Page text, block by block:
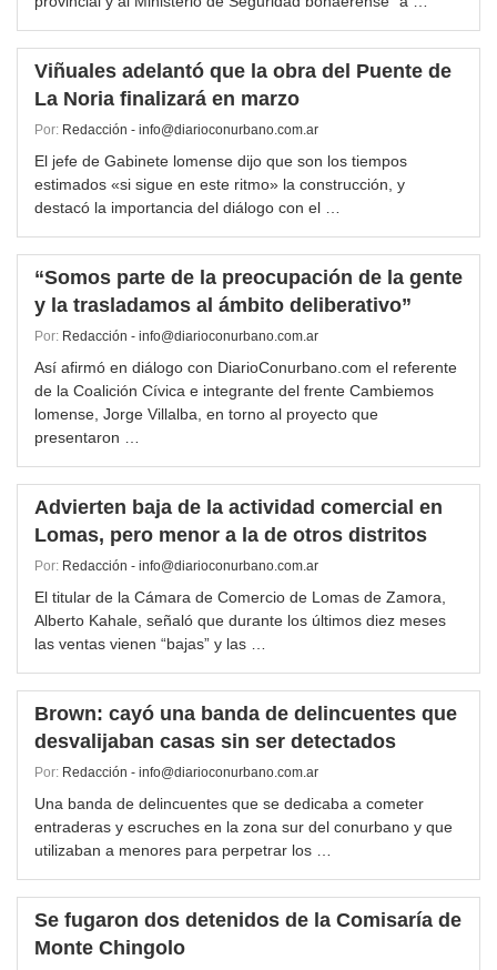
Viñuales adelantó que la obra del Puente de
La Noria finalizará en marzo
Por: Redacción - info@diarioconurbano.com.ar
El jefe de Gabinete lomense dijo que son los tiempos
estimados «si sigue en este ritmo» la construcción, y
destacó la importancia del diálogo con el …
“Somos parte de la preocupación de la gente
y la trasladamos al ámbito deliberativo”
Por: Redacción - info@diarioconurbano.com.ar
Así afirmó en diálogo con DiarioConurbano.com el referente
de la Coalición Cívica e integrante del frente Cambiemos
lomense, Jorge Villalba, en torno al proyecto que
presentaron …
Advierten baja de la actividad comercial en
Lomas, pero menor a la de otros distritos
Por: Redacción - info@diarioconurbano.com.ar
El titular de la Cámara de Comercio de Lomas de Zamora,
Alberto Kahale, señaló que durante los últimos diez meses
las ventas vienen “bajas” y las …
Brown: cayó una banda de delincuentes que
desvalijaban casas sin ser detectados
Por: Redacción - info@diarioconurbano.com.ar
Una banda de delincuentes que se dedicaba a cometer
entraderas y escruches en la zona sur del conurbano y que
utilizaban a menores para perpetrar los …
Se fugaron dos detenidos de la Comisaría de
Monte Chingolo